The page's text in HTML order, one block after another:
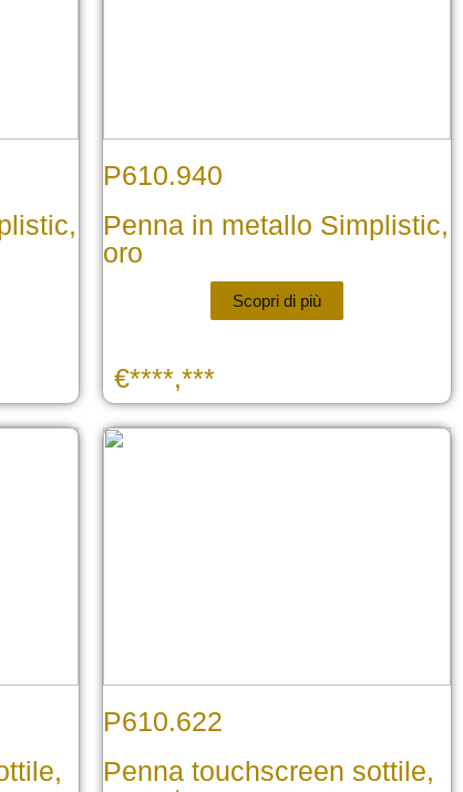
P610.940
Penna in metallo Simplistic,
oro
Scopri di più
€****,***
P610.622
Penna touchscreen sottile,